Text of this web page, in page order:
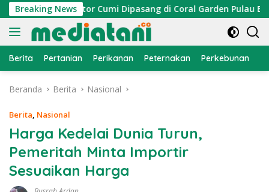
Langsung
ke
konten
Breaking News
Atraktor Cumi Dipasang di Coral Garden Pulau Barrang
Berita Pertanian Perikanan Peternakan Perkebunan
Beranda Berita Nasional
Berita, Nasional
Harga Kedelai Dunia Turun,
Pemeritah Minta Importir
Sesuaikan Harga